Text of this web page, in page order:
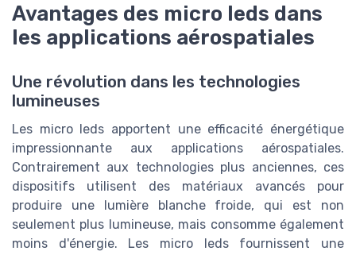
Avantages des micro leds dans
les applications aérospatiales
Une révolution dans les technologies
lumineuses
Les micro leds apportent une efficacité énergétique
impressionnante aux applications aérospatiales.
Contrairement aux technologies plus anciennes, ces
dispositifs utilisent des matériaux avancés pour
produire une lumière blanche froide, qui est non
seulement plus lumineuse, mais consomme également
moins d'énergie. Les micro leds fournissent une